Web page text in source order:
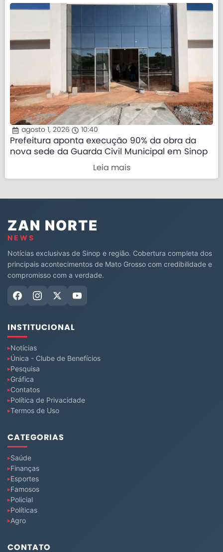
agosto 1, 2026 10:40
Prefeitura aponta execução 90% da obra da
nova sede da Guarda Civil Municipal em Sinop
Leia mais
ZAN NORTE
NEWS
Notícias exclusivas de Sinop e região. Cobertura completa dos
principais acontecimentos de Mato Grosso com credibilidade e
compromisso com a verdade.
INSTITUCIONAL
Notícias
Única - Clube de Benefícios
Pesquisa
Gráfica
Contatos
Política de Privacidade
Termos de Uso
CATEGORIAS
Saúde
Finanças
Esportes
Famosos
Policial
Políticas
Agro
CONTATO